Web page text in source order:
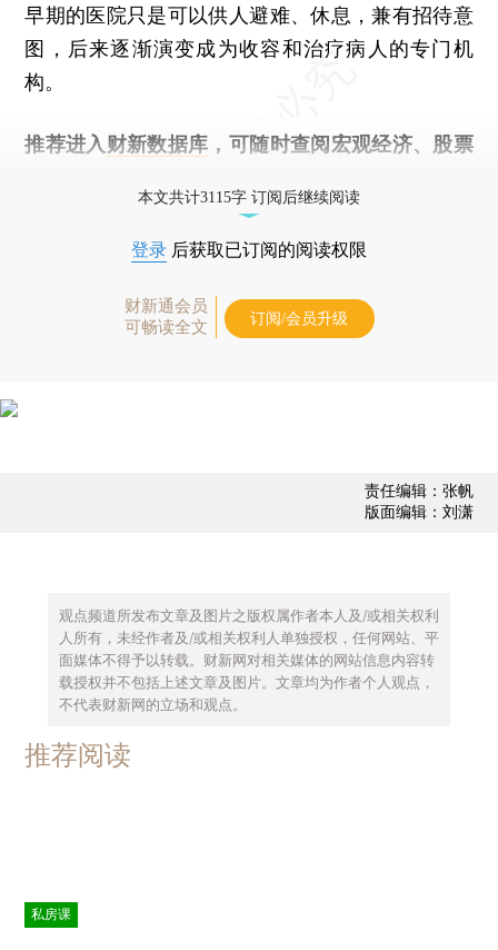
早期的医院只是可以供人避难、休息，兼有招待意
图，后来逐渐演变成为收容和治疗病人的专门机
构。
推荐进入 财新数据库 ，可随时查阅宏观经济、股票
本文共计3115字 订阅后继续阅读
登录 后获取已订阅的阅读权限
财新通会员
可畅读全文
订阅/会员升级
责任编辑：张帆
版面编辑：刘潇
观点频道所发布文章及图片之版权属作者本人及/或相关权利
人所有，未经作者及/或相关权利人单独授权，任何网站、平
面媒体不得予以转载。财新网对相关媒体的网站信息内容转
载授权并不包括上述文章及图片。文章均为作者个人观点，
不代表财新网的立场和观点。
推荐阅读
私房课